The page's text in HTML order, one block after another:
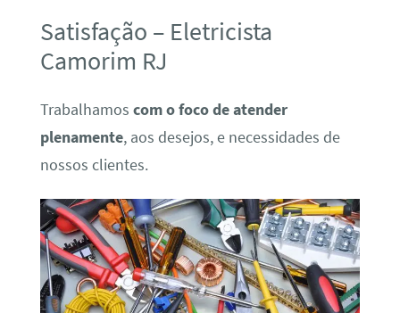
Satisfação – Eletricista
Camorim RJ
Trabalhamos com o foco de atender
plenamente, aos desejos, e necessidades de
nossos clientes.